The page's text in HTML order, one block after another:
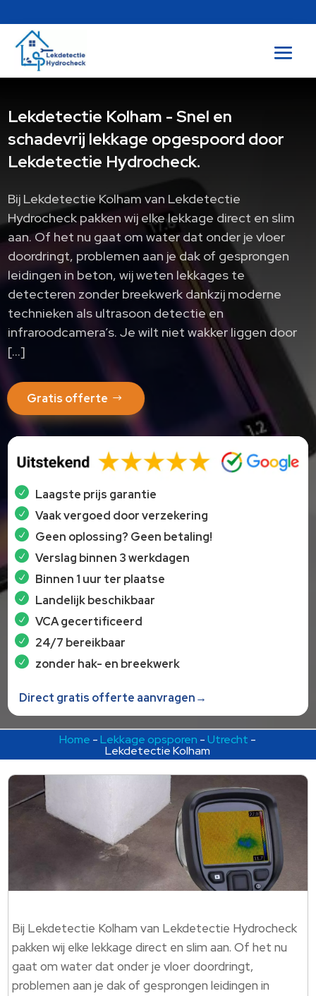
Lekdetectie Kolham - Snel en
schadevrij lekkage opgespoord door
Lekdetectie Hydrocheck.
Bij Lekdetectie Kolham van Lekdetectie
Hydrocheck pakken wij elke lekkage direct en slim
aan. Of het nu gaat om water dat onder je vloer
doordringt, problemen aan je dak of gesprongen
leidingen in beton, wij weten lekkages te
detecteren zonder breekwerk dankzij moderne
technieken als ultrasoon detectie en
infraroodcamera’s. Je wilt niet wakker liggen door
[…]
Gratis offerte
Laagste prijs garantie
Vaak vergoed door verzekering
Geen oplossing? Geen betaling!
Verslag binnen 3 werkdagen
Binnen 1 uur ter plaatse
Landelijk beschikbaar
VCA gecertificeerd
24/7 bereikbaar
zonder hak- en breekwerk
Direct gratis offerte aanvragen→
Home -Lekkage opsporen -Utrecht -
Lekdetectie Kolham
Bij Lekdetectie Kolham van Lekdetectie Hydrocheck
pakken wij elke lekkage direct en slim aan. Of het nu
gaat om water dat onder je vloer doordringt,
problemen aan je dak of gesprongen leidingen in